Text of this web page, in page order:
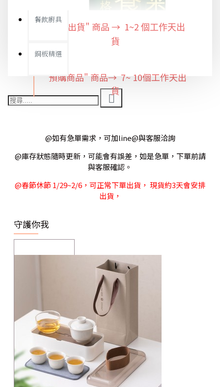
餐飲廚具
銅板精選
"快速出貨" 商品 → 1~2 個工作天出
貨
"預購商品" 商品→ 7~ 10個工作天出
貨
@如有急單需求，可加line@與客服洽詢
@庫存狀態隨時更新，可能會有誤差，如是急單，下單前請
與客服確認。
@春節休節 1/29~2/6，可正常下單出貨， 現貨約3天會安排
出貨，
守護你我